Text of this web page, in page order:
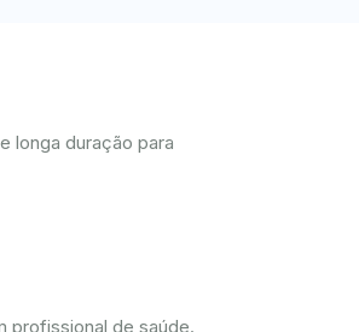
longa duração para
profissional de saúde.